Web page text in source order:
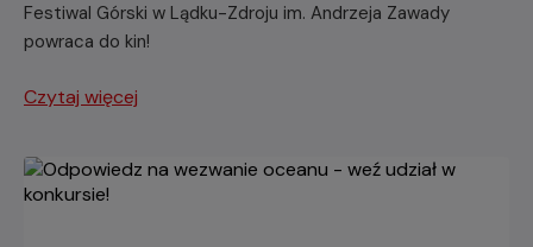
Festiwal Górski w Lądku-Zdroju im. Andrzeja Zawady
powraca do kin!
Czytaj więcej